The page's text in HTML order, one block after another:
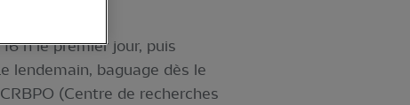
h le premier jour, puis
lendemain, baguage dès le
(Centre de recherches